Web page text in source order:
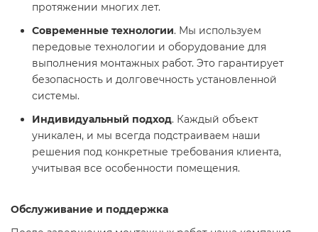
протяжении многих лет.
Современные технологии. Мы используем
передовые технологии и оборудование для
выполнения монтажных работ. Это гарантирует
безопасность и долговечность установленной
системы.
Индивидуальный подход. Каждый объект
уникален, и мы всегда подстраиваем наши
решения под конкретные требования клиента,
учитывая все особенности помещения.
Обслуживание и поддержка